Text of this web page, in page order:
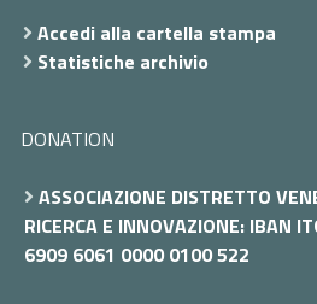
Accedi alla cartella stampa
Statistiche archivio
DONATION
ASSOCIAZIONE DISTRETTO
RICERCA E INNOVAZIONE: IBAN
6909 6061 0000 0100 522